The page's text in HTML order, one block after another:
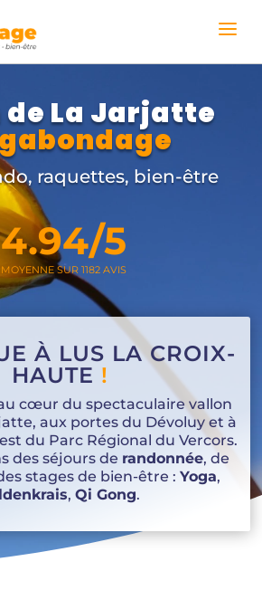
La Jarjatte
raquettes, bien-être
4.94/5
MOYENNE SUR 1182 AVIS
À LUS LA CROIX-
HAUTE !
cœur du spectaculaire vallon
aux portes du Dévoluy et à
du Parc Régional du Vercors.
des séjours de randonnée, de
stages de bien-être : Yoga,
, Qi Gong.